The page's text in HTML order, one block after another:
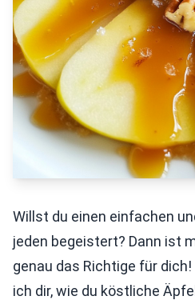
Willst du einen einfachen
jeden begeistert? Dann ist
genau das Richtige für
ich dir, wie du köstliche